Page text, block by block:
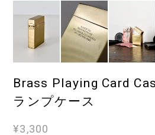
Brass Playing Card
ランプケース
¥3,300